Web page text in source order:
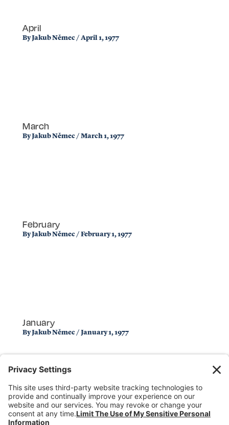
April
ByJakub Němec / April 1, 1977
March
ByJakub Němec / March 1, 1977
February
ByJakub Němec / February 1, 1977
January
ByJakub Němec / January 1, 1977
Donate
Dealer Directory